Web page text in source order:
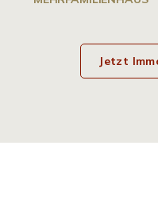
Jetzt